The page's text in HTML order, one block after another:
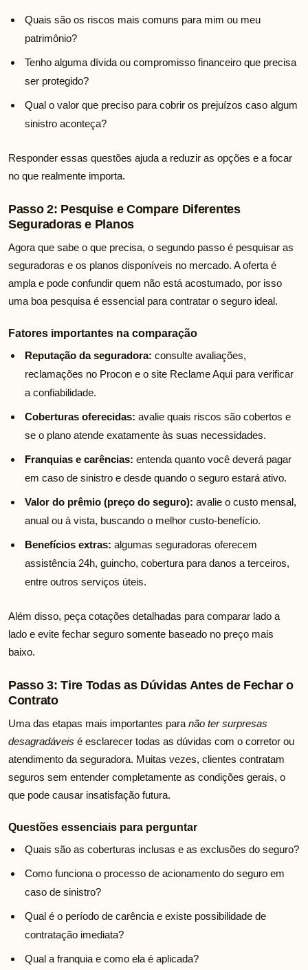
Quais são os riscos mais comuns para mim ou meu
patrimônio?
Tenho alguma dívida ou compromisso financeiro que precisa
ser protegido?
Qual o valor que preciso para cobrir os prejuízos caso algum
sinistro aconteça?
Responder essas questões ajuda a reduzir as opções e a focar
no que realmente importa.
Passo 2: Pesquise e Compare Diferentes
Seguradoras e Planos
Agora que sabe o que precisa, o segundo passo é pesquisar as
seguradoras e os planos disponíveis no mercado. A oferta é
ampla e pode confundir quem não está acostumado, por isso
uma boa pesquisa é essencial para contratar o seguro ideal.
Fatores importantes na comparação
Reputação da seguradora: consulte avaliações,
reclamações no Procon e o site Reclame Aqui para verificar
a confiabilidade.
Coberturas oferecidas: avalie quais riscos são cobertos e
se o plano atende exatamente às suas necessidades.
Franquias e carências: entenda quanto você deverá pagar
em caso de sinistro e desde quando o seguro estará ativo.
Valor do prêmio (preço do seguro): avalie o custo mensal,
anual ou à vista, buscando o melhor custo-benefício.
Benefícios extras: algumas seguradoras oferecem
assistência 24h, guincho, cobertura para danos a terceiros,
entre outros serviços úteis.
Além disso, peça cotações detalhadas para comparar lado a
lado e evite fechar seguro somente baseado no preço mais
baixo.
Passo 3: Tire Todas as Dúvidas Antes de Fechar o
Contrato
Uma das etapas mais importantes para não ter surpresas
desagradáveis é esclarecer todas as dúvidas com o corretor ou
atendimento da seguradora. Muitas vezes, clientes contratam
seguros sem entender completamente as condições gerais, o
que pode causar insatisfação futura.
Questões essenciais para perguntar
Quais são as coberturas inclusas e as exclusões do seguro?
Como funciona o processo de acionamento do seguro em
caso de sinistro?
Qual é o período de carência e existe possibilidade de
contratação imediata?
Qual a franquia e como ela é aplicada?